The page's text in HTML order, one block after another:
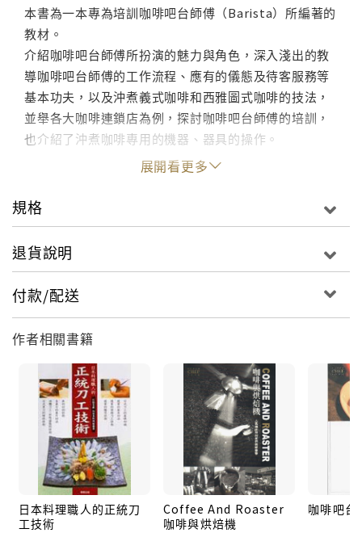
本書為一本專為培訓咖啡吧台師傅（Barista）所編著的
教材。
介紹咖啡吧台師傅所扮演的魅力與角色，深入淺出的教
導咖啡吧台師傅的工作流程、應有的儀態及待客服務等
基本功夫，以及沖煮義式咖啡和西雅圖式咖啡的技法，
並舉各大咖啡連鎖店為例，探討咖啡吧台師傅的培訓，
也介紹了沖煮咖啡專用的機器、器具的操作。
展開看更多
規格
退貨說明
付款/配送
作者相關書籍
日本料理職人的正統刀
工技術
Coffee And Roaster
咖啡與烘焙機
咖啡吧台